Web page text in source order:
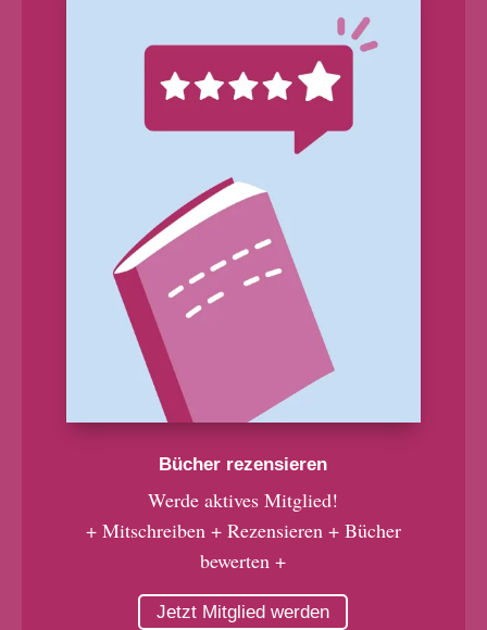
Bücher rezensieren
Werde aktives Mitglied!
+ Mitschreiben + Rezensieren + Bücher
bewerten +
Jetzt Mitglied werden